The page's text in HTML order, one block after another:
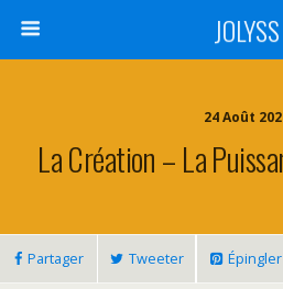
JOLYSS
24 Août
La Création – La
Partager Tweeter Épingler